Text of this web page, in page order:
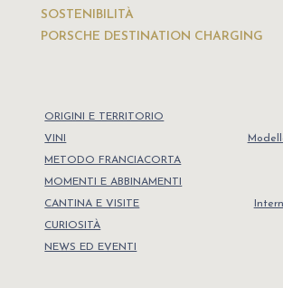
SOSTENIBILITÀ
PORSCHE DESTINATION CHARGING
ORIGINI E TERRITORIO
VINI
METODO FRANCIACORTA
MOMENTI E ABBINAMENTI
CANTINA E VISITE
CURIOSITÀ
NEWS ED EVENTI